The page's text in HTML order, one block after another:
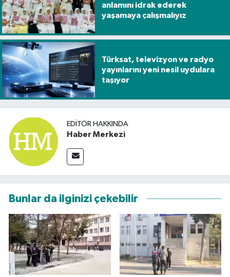
anlamını idrak ederek
yaşamaya çalışmalıyız
Türksat, televizyon ve radyo
yayınlarını yeni nesil uydulara
taşıyor
EDITÖR HAKKINDA
Haber Merkezi
Bunlar da ilginizi çekebilir